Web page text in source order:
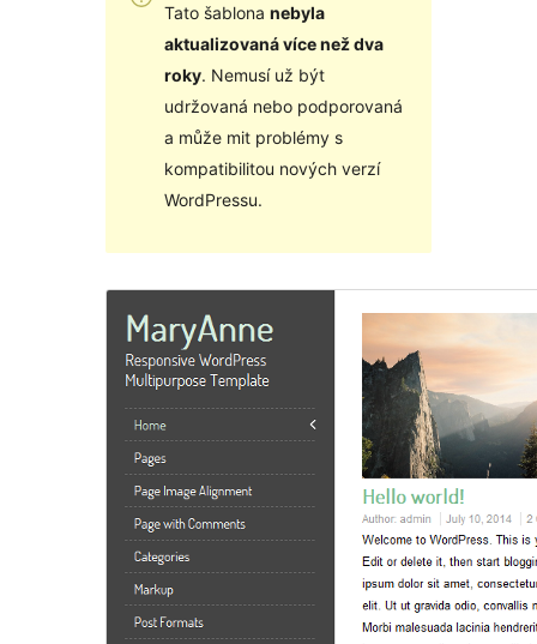
Tato šablona nebyla
aktualizovaná více než dva
roky. Nemusí už být
udržovaná nebo podporovaná
a může mit problémy s
kompatibilitou nových verzí
WordPressu.